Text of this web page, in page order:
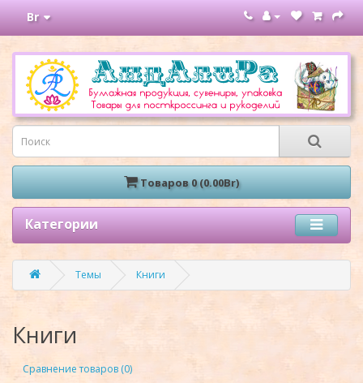
Br
Товаров 0 (0.00Br)
Категории
Темы Книги
Книги
Сравнение товаров (0)